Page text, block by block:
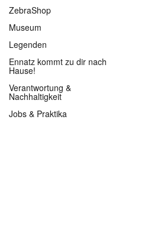
ZebraShop
Museum
Legenden
Ennatz kommt zu dir nach
Hause!
Verantwortung &
Nachhaltigkeit
Jobs & Praktika